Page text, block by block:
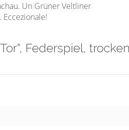
Un Grüner Veltliner
Federspiel, trocken